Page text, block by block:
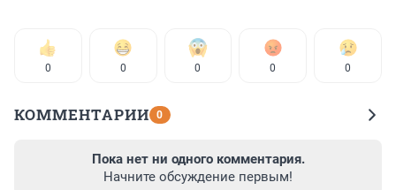
0 0 0 0 0
КОММЕНТАРИИ 0
Пока нет ни одного комментария.
Начните обсуждение первым!